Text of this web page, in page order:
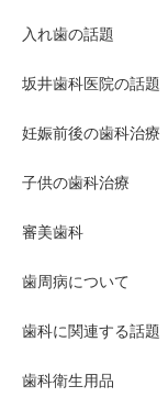
入れ歯の話題
坂井歯科医院の話題
妊娠前後の歯科治療
子供の歯科治療
審美歯科
歯周病について
歯科に関連する話題
歯科衛生用品